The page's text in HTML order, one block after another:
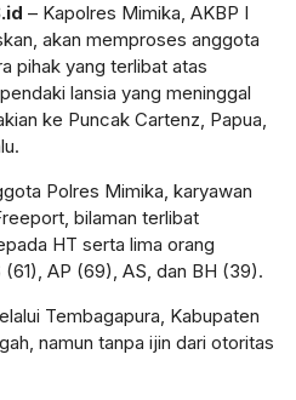
– Kapolres Mimika, AKBP I
akan memproses anggota
pihak yang terlibat atas
lansia yang meninggal
ke Puncak Cartenz, Papua,
Polres Mimika, karyawan
bilaman terlibat
HT serta lima orang
AP (69), AS, dan BH (39).
Tembagapura, Kabupaten
namun tanpa ijin dari otoritas